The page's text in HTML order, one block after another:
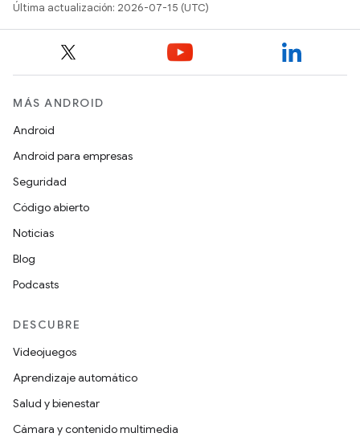
Última actualización: 2026-07-15 (UTC)
MÁS ANDROID
Android
Android para empresas
Seguridad
Código abierto
Noticias
Blog
Podcasts
DESCUBRE
Videojuegos
Aprendizaje automático
Salud y bienestar
Cámara y contenido multimedia